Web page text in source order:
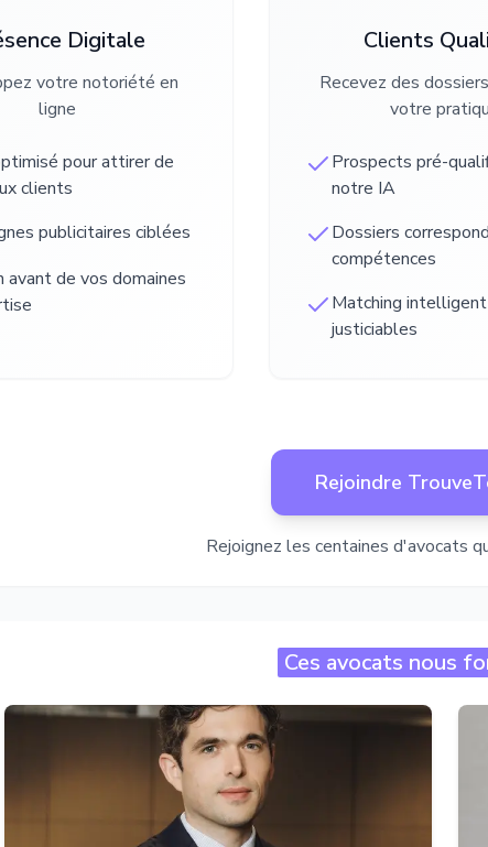
Digitale
votre notoriété en
ligne
pour attirer de
clients
publicitaires ciblées
avant de vos domaines
Clients
Recevez des
votre
Prospects pré-
notre IA
Dossiers
compétences
Matching
justiciables
Rejoindre
Rejoignez les centaines d'avocats
Ces avocats nous